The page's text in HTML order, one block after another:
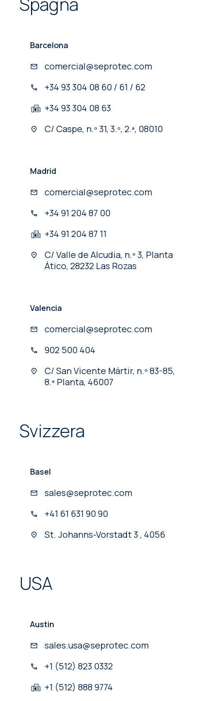
Barcelona
comercial@seprotec.com
+34 93 304 08 60 / 61 / 62
+34 93 304 08 63
C/ Caspe, n.º 31, 3.º, 2.ª, 08010
Madrid
comercial@seprotec.com
+34 91 204 87 00
+34 91 204 87 11
C/ Valle de Alcudia, n.º 3, Planta
Ático, 28232 Las Rozas
Valencia
comercial@seprotec.com
902 500 404
C/ San Vicente Mártir, n.º 83-85,
8.ª Planta, 46007
Svizzera
Basel
sales@seprotec.com
+41 61 631 90 90
St. Johanns-Vorstadt 3 , 4056
USA
Austin
sales.usa@seprotec.com
+1 (512) 823 0332
+1 (512) 888 9774